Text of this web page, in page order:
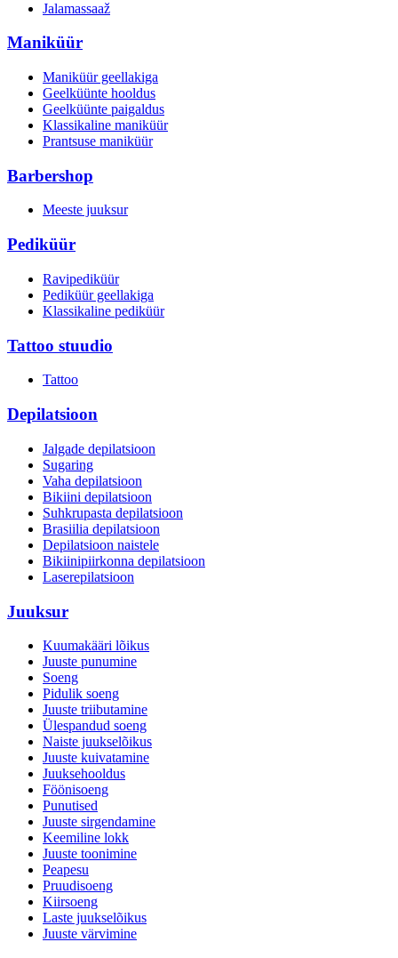
Jalamassaaž
Maniküür
Maniküür geellakiga
Geelküünte hooldus
Geelküünte paigaldus
Klassikaline maniküür
Prantsuse maniküür
Barbershop
Meeste juuksur
Pediküür
Ravipediküür
Pediküür geellakiga
Klassikaline pediküür
Tattoo stuudio
Tattoo
Depilatsioon
Jalgade depilatsioon
Sugaring
Vaha depilatsioon
Bikiini depilatsioon
Suhkrupasta depilatsioon
Brasiilia depilatsioon
Depilatsioon naistele
Bikiinipiirkonna depilatsioon
Laserepilatsioon
Juuksur
Kuumakääri lõikus
Juuste punumine
Soeng
Pidulik soeng
Juuste triibutamine
Ülespandud soeng
Naiste juukselõikus
Juuste kuivatamine
Juuksehooldus
Föönisoeng
Punutised
Juuste sirgendamine
Keemiline lokk
Juuste toonimine
Peapesu
Pruudisoeng
Kiirsoeng
Laste juukselõikus
Juuste värvimine